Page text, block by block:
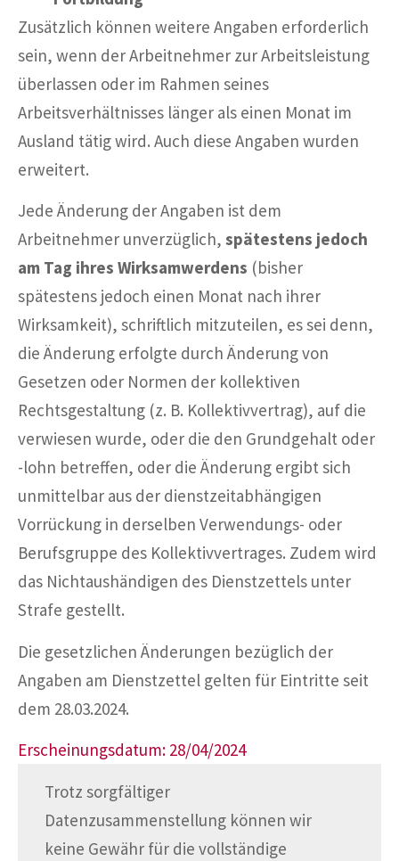
Zusätzlich können weitere Angaben erforderlich
sein, wenn der Arbeitnehmer zur Arbeitsleistung
überlassen oder im Rahmen seines
Arbeitsverhältnisses länger als einen Monat im
Ausland tätig wird. Auch diese Angaben wurden
erweitert.
Jede Änderung der Angaben ist dem
Arbeitnehmer unverzüglich, spätestens jedoch
am Tag ihres Wirksamwerdens (bisher
spätestens jedoch einen Monat nach ihrer
Wirksamkeit), schriftlich mitzuteilen, es sei denn,
die Änderung erfolgte durch Änderung von
Gesetzen oder Normen der kollektiven
Rechtsgestaltung (z. B. Kollektivvertrag), auf die
verwiesen wurde, oder die den Grundgehalt oder
-lohn betreffen, oder die Änderung ergibt sich
unmittelbar aus der dienstzeitabhängigen
Vorrückung in derselben Verwendungs- oder
Berufsgruppe des Kollektivvertrages. Zudem wird
das Nichtaushändigen des Dienstzettels unter
Strafe gestellt.
Die gesetzlichen Änderungen bezüglich der
Angaben am Dienstzettel gelten für Eintritte seit
dem 28.03.2024.
Erscheinungsdatum: 28/04/2024
Trotz sorgfältiger
Datenzusammenstellung können wir
keine Gewähr für die vollständige